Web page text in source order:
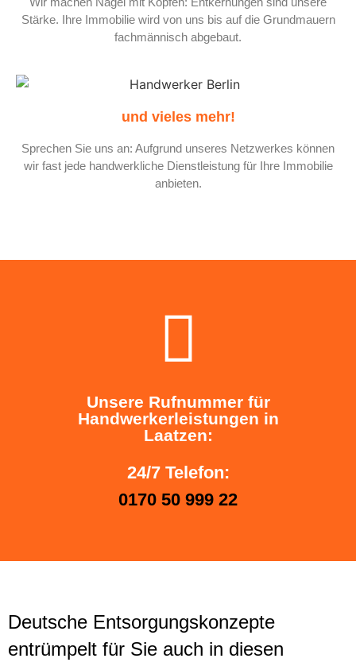
Stärke. Ihre Immobilie wird von uns bis auf die Grundmauern
fachmännisch abgebaut.
und vieles mehr!
Sprechen Sie uns an: Aufgrund unseres Netzwerkes können
wir fast jede handwerkliche Dienstleistung für Ihre Immobilie
anbieten.
Unsere Rufnummer für
Handwerkerleistungen in
Laatzen:
24/7 Telefon:
0170 50 999 22
Deutsche Entsorgungskonzepte
entrümpelt für Sie auch in diesen